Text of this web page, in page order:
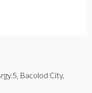
Bacolod City,